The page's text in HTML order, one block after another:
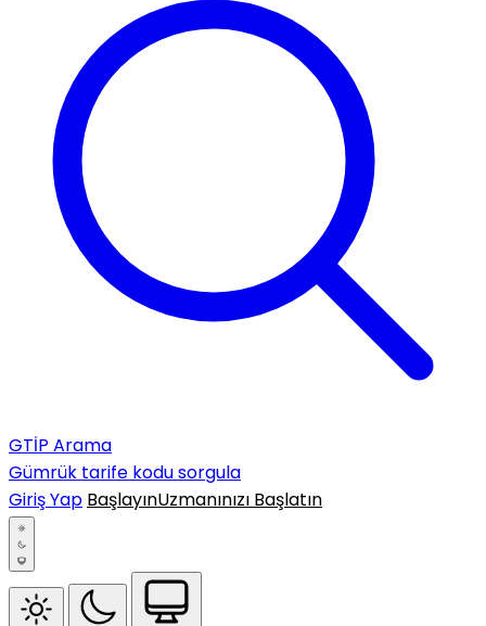
GTİP Arama
Gümrük tarife kodu sorgula
Giriş Yap BaşlayınUzmanınızı Başlatın